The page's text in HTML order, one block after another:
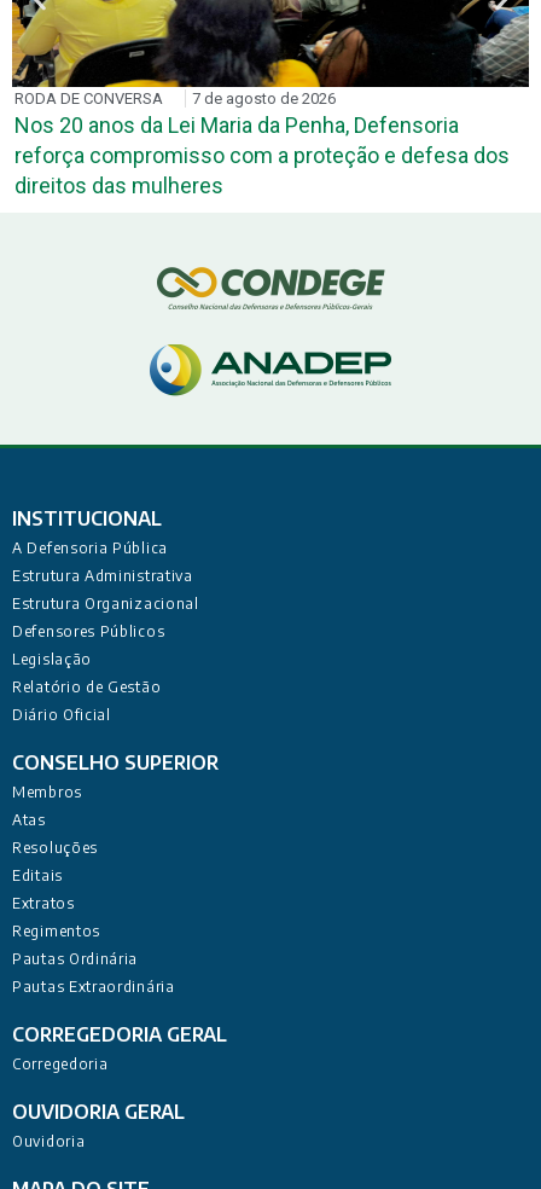
RODA DE CONVERSA 7 de agosto de 2026
Nos 20 anos da Lei Maria da Penha, Defensoria
reforça compromisso com a proteção e defesa dos
direitos das mulheres
INSTITUCIONAL
A Defensoria Pública
Estrutura Administrativa
Estrutura Organizacional
Defensores Públicos
Legislação
Relatório de Gestão
Diário Oficial
CONSELHO SUPERIOR
Membros
Atas
Resoluções
Editais
Extratos
Regimentos
Pautas Ordinária
Pautas Extraordinária
CORREGEDORIA GERAL
Corregedoria
OUVIDORIA GERAL
Ouvidoria